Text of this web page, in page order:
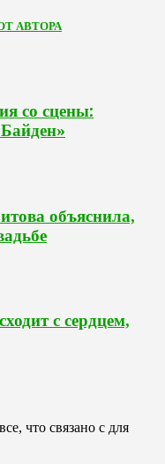
АВТОРА
со сцены:
объяснила,
с сердцем,
что связано с для